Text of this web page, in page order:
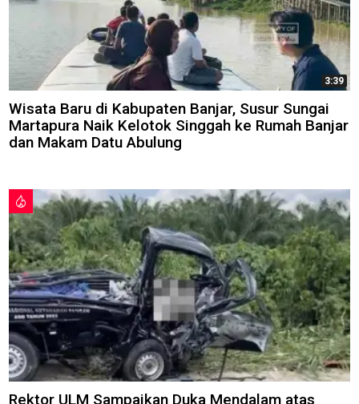
3:39
Wisata Baru di Kabupaten Banjar, Susur Sungai
Martapura Naik Kelotok Singgah ke Rumah Banjar
dan Makam Datu Abulung
Rektor ULM Sampaikan Duka Mendalam atas